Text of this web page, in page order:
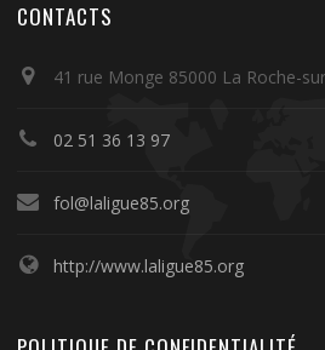
CONTACTS
41 rue Monge 85000 La Roche-
02 51 36 13 97
fol@laligue85.org
http://www.laligue85.org